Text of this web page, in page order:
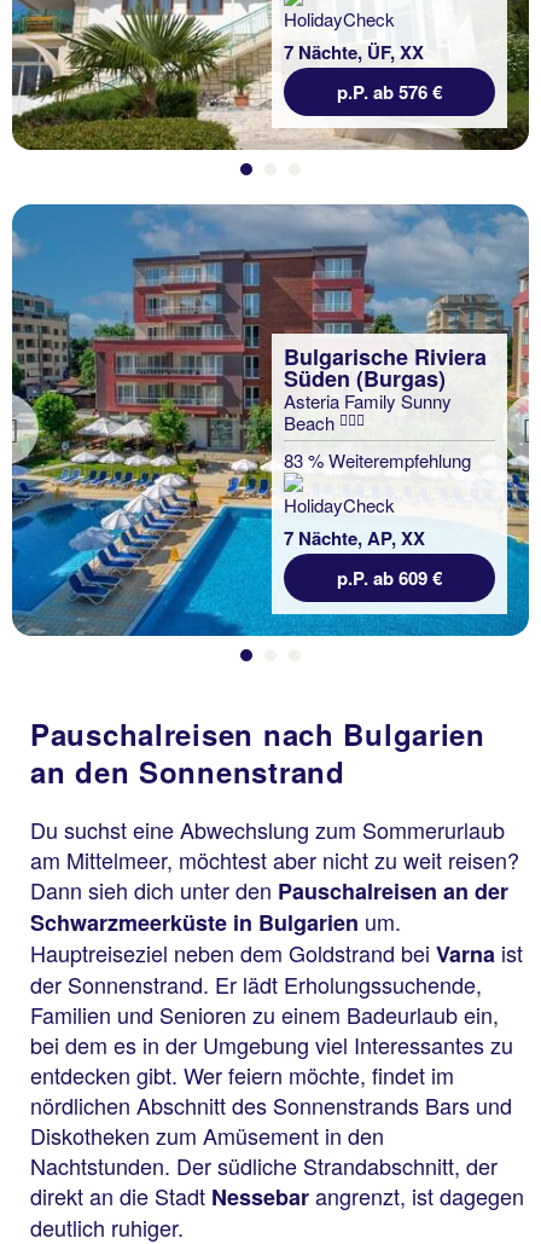
7 Nächte, ÜF, XX
p.P. ab 576 €
Previous
Bulgarische Riviera
Süden (Burgas)
Asteria Family Sunny
Beach
83 % Weiterempfehlung
7 Nächte, AP, XX
p.P. ab 609 €
Pauschalreisen nach Bulgarien
an den Sonnenstrand
Du suchst eine Abwechslung zum Sommerurlaub
am Mittelmeer, möchtest aber nicht zu weit reisen?
Dann sieh dich unter den Pauschalreisen an der
Schwarzmeerküste in Bulgarien um.
Hauptreiseziel neben dem Goldstrand bei Varna ist
der Sonnenstrand. Er lädt Erholungssuchende,
Familien und Senioren zu einem Badeurlaub ein,
bei dem es in der Umgebung viel Interessantes zu
entdecken gibt. Wer feiern möchte, findet im
nördlichen Abschnitt des Sonnenstrands Bars und
Diskotheken zum Amüsement in den
Nachtstunden. Der südliche Strandabschnitt, der
direkt an die Stadt Nessebarangrenzt, ist dagegen
deutlich ruhiger.